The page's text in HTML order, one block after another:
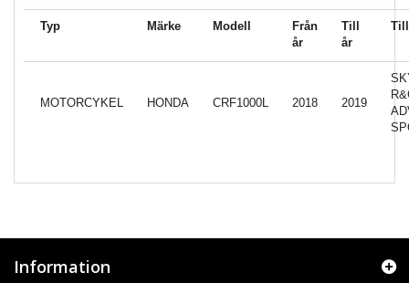
Typ Märke Modell
Från
år
Till
år
MOTORCYKEL HONDA CRF1000L 2018 2019
Information